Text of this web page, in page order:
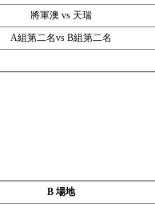
將軍澳 vs 天瑞
A組第二名vs B組第二名
B 場地